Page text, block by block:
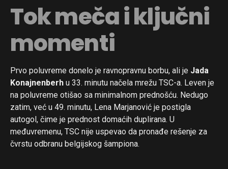
Tok meča i ključni
momenti
Prvo poluvreme donelo je ravnopravnu borbu, ali je Jada
Konajnenberh u 33. minutu načela mrežu TSC-a. Leven je
na poluvreme otišao sa minimalnom prednošću. Nedugo
zatim, već u 49. minutu, Lena Marjanović je postigla
autogol, čime je prednost domaćih duplirana. U
međuvremenu, TSC nije uspevao da pronađe rešenje za
čvrstu odbranu belgijskog šampiona.